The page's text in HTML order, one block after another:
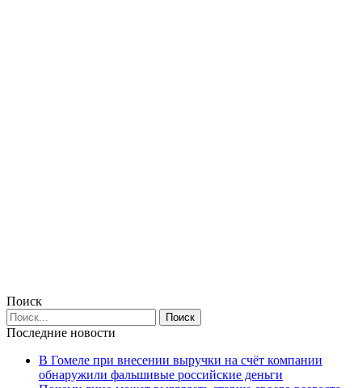
Поиск
Последние новости
В Гомеле при внесении выручки на счёт компании
обнаружили фальшивые российские деньги